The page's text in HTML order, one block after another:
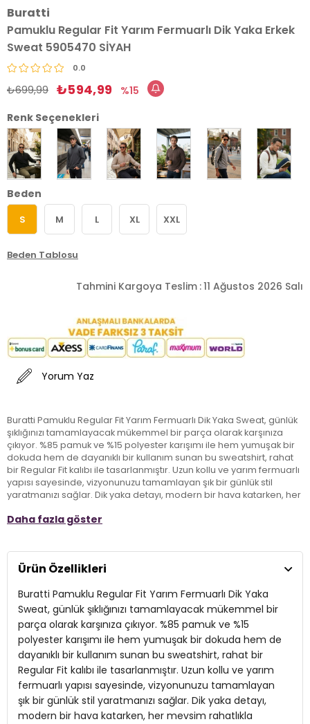
Buratti
Pamuklu Regular Fit Yarım Fermuarlı Dik Yaka Erkek
Sweat 5905470 SİYAH
0.0
₺699,99 ₺594,99
15
Renk Seçenekleri
Beden
S M L XL XXL
Beden Tablosu
Tahmini Kargoya Teslim :11 Ağustos 2026 Salı
Yorum Yaz
Buratti Pamuklu Regular Fit Yarım Fermuarlı Dik Yaka Sweat, günlük
şıklığınızı tamamlayacak mükemmel bir parça olarak karşınıza
çıkıyor. %85 pamuk ve %15 polyester karışımı ile hem yumuşak bir
dokuda hem de dayanıklı bir kullanım sunan bu sweatshirt, rahat
bir Regular Fit kalıbı ile tasarlanmıştır. Uzun kollu ve yarım fermuarlı
yapısı sayesinde, vizyonunuzu tamamlayan şık bir günlük stil
yaratmanızı sağlar. Dik yaka detayı, modern bir hava katarken, her
mankenin üzerinde M bedeniyle mükemmel bir uyum yakalayan
mutlaka yer alması gereken bu parçayı kaçırmayın!
Model:Sweat
Giyim Tarzı: Günlük/Casual
Materyal:% 85 Pamuk % 15 Polyester
Yaka Tipi: Dik Yaka
Kapama Şekli:Yarım Fermuarlı
Kol Tipi:Uzun Kol
Daha fazla göster
Ürün Özellikleri
Buratti Pamuklu Regular Fit Yarım Fermuarlı Dik Yaka
Sweat, günlük şıklığınızı tamamlayacak mükemmel bir
parça olarak karşınıza çıkıyor. %85 pamuk ve %15
polyester karışımı ile hem yumuşak bir dokuda hem de
dayanıklı bir kullanım sunan bu sweatshirt, rahat bir
Regular Fit kalıbı ile tasarlanmıştır. Uzun kollu ve yarım
fermuarlı yapısı sayesinde, vizyonunuzu tamamlayan
şık bir günlük stil yaratmanızı sağlar. Dik yaka detayı,
modern bir hava katarken, her mevsim rahatlıkla